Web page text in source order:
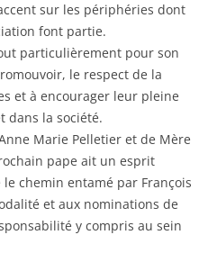
sur les périphéries dont
font partie.
particulièrement pour son
le respect de la
et à encourager leur pleine
dans la société.
Marie Pelletier et de Mère
pape ait un esprit
chemin entamé par François
et aux nominations de
y compris au sein